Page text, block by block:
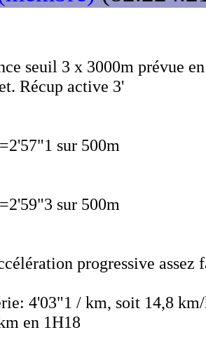
seuil 3 x 3000m prévue
Récup active 3'
sur 500m
sur 500m
progressive assez
4'03"1 / km, soit 14,8
en 1H18